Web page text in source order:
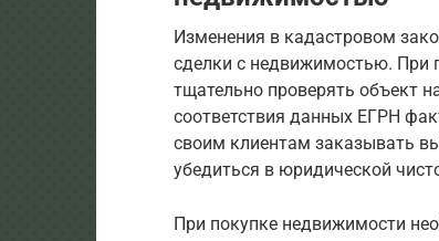
Изменения в кадастровом
сделки с недвижимостью. При
тщательно проверять объект
соответствия данных ЕГРН
своим клиентам заказывать
убедиться в юридической
При покупке недвижимости